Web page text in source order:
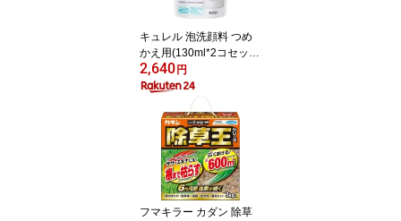
キュレル 泡洗顔料 つめ
かえ用(130ml*2コセッ
ト)【キュレル】
2,640 円
フマキラー カダン 除草